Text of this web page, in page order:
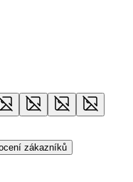
zákazníků